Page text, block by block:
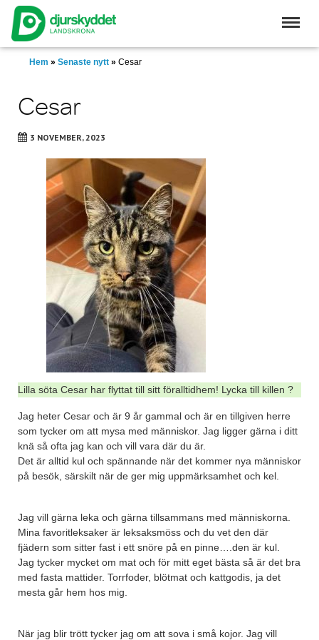
Skip
main
contentHem » Senaste nytt » Cesar
Cesar
3 NOVEMBER, 2023
Lilla söta Cesar har flyttat till sitt föralltidhem! Lycka till killen ?
Jag heter Cesar och är 9 år gammal och är en tillgiven herre
som tycker om att mysa med människor. Jag ligger gärna i ditt
knä så ofta jag kan och vill vara där du är.
Det är alltid kul och spännande när det kommer nya människor
på besök, särskilt när de ger mig uppmärksamhet och kel.
Jag vill gärna leka och gärna tillsammans med människorna.
Mina favoritleksaker är leksaksmöss och du vet den där
fjädern som sitter fast i ett snöre på en pinne….den är kul.
Jag tycker mycket om mat och för mitt eget bästa så är det bra
med fasta mattider. Torrfoder, blötmat och kattgodis, ja det
mesta går hem hos mig.
När jag blir trött tycker jag om att sova i små kojor. Jag vill